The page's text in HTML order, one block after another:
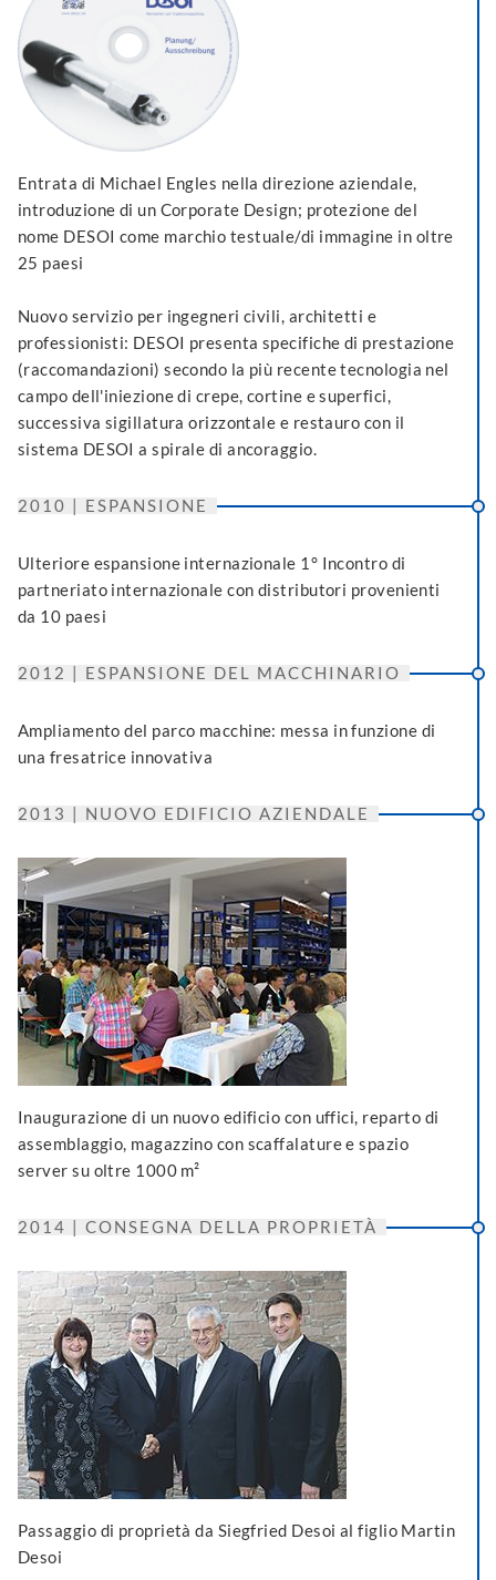
Entrata di Michael Engles nella direzione aziendale,
introduzione di un Corporate Design; protezione del
nome DESOI come marchio testuale/di immagine in oltre
25 paesi
Nuovo servizio per ingegneri civili, architetti e
professionisti: DESOI presenta specifiche di prestazione
(raccomandazioni) secondo la più recente tecnologia nel
campo dell'iniezione di crepe, cortine e superfici,
successiva sigillatura orizzontale e restauro con il
sistema DESOI a spirale di ancoraggio.
2010 | ESPANSIONE
Ulteriore espansione internazionale 1° Incontro di
partneriato internazionale con distributori provenienti
da 10 paesi
2012 | ESPANSIONE DEL MACCHINARIO
Ampliamento del parco macchine: messa in funzione di
una fresatrice innovativa
2013 | NUOVO EDIFICIO AZIENDALE
Inaugurazione di un nuovo edificio con uffici, reparto di
assemblaggio, magazzino con scaffalature e spazio
server su oltre 1000 m²
2014 | CONSEGNA DELLA PROPRIETÀ
Passaggio di proprietà da Siegfried Desoi al figlio Martin
Desoi